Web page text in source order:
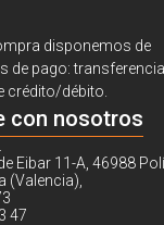
disponemos de
de pago: transferencia
crédito/débito.
con nosotros
Eibar 11-A, 46988
(Valencia),
47